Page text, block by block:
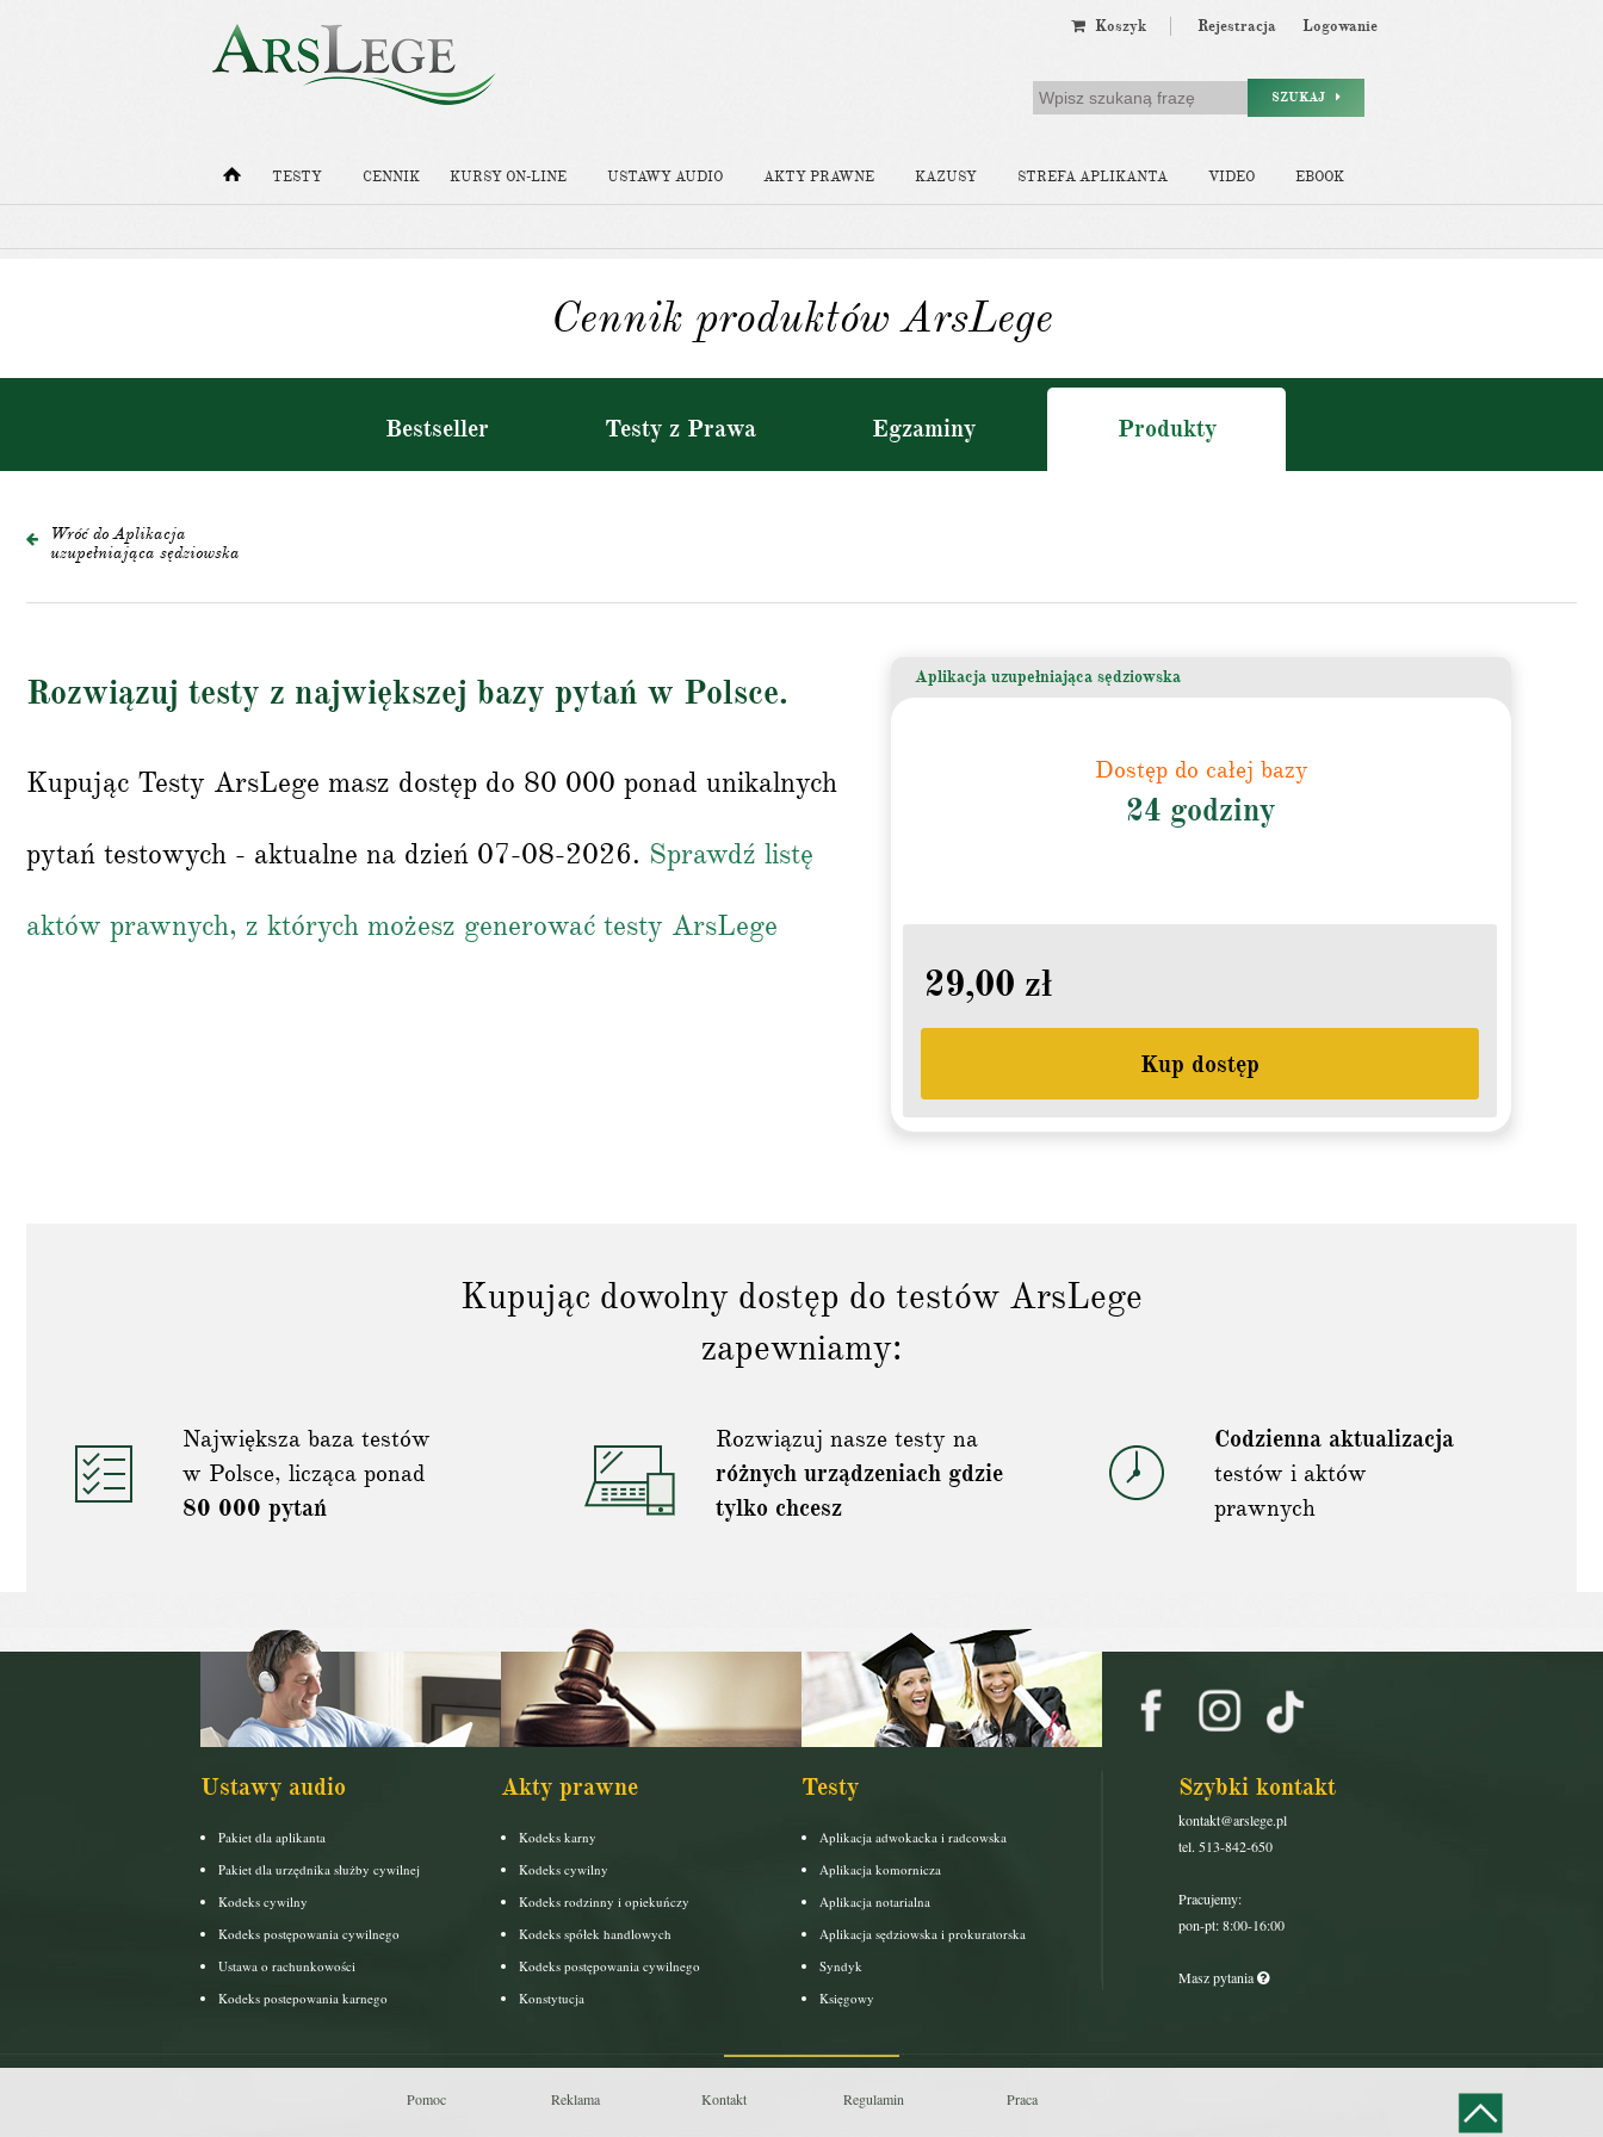
Koszyk Rejestracja Logowanie
SZUKAJ
TESTY CENNIK KURSY ON-LINE USTAWY AUDIO AKTY PRAWNE KAZUSY STREFA APLIKANTA VIDEO EBOOK
Cennik produktów ArsLege
Bestseller Testy z Prawa Egzaminy Produkty
Wróć do Aplikacja
uzupełniająca sędziowska
Rozwiązuj testy z największej bazy pytań w Polsce.
Kupując Testy ArsLege masz dostęp do 80 000 ponad unikalnych
pytań testowych - aktualne na dzień 07-08-2026. Sprawdź listę
aktów prawnych, z których możesz generować testy ArsLege
Aplikacja uzupełniająca sędziowska
Dostęp do całej bazy
24 godziny
29,00 zł
Kup dostęp
Kupując dowolny dostęp do testów ArsLege
zapewniamy:
Największa baza testów
w Polsce, licząca ponad
80 000 pytań
Rozwiązuj nasze testy na
różnych urządzeniach gdzie
tylko chcesz
Codzienna aktualizacja
testów i aktów
prawnych
Ustawy audio
Pakiet dla aplikanta
Pakiet dla urzędnika służby cywilnej
Kodeks cywilny
Kodeks postępowania cywilnego
Ustawa o rachunkowości
Kodeks postepowania karnego
Akty prawne
Kodeks karny
Kodeks cywilny
Kodeks rodzinny i opiekuńczy
Kodeks spółek handlowych
Kodeks postępowania cywilnego
Konstytucja
Testy
Aplikacja adwokacka i radcowska
Aplikacja komornicza
Aplikacja notarialna
Aplikacja sędziowska i prokuratorska
Syndyk
Księgowy
Szybki kontakt
kontakt@arslege.pl
tel. 513-842-650
Pracujemy:
pon-pt: 8:00-16:00
Masz pytania
Pomoc Reklama Kontakt Regulamin Praca